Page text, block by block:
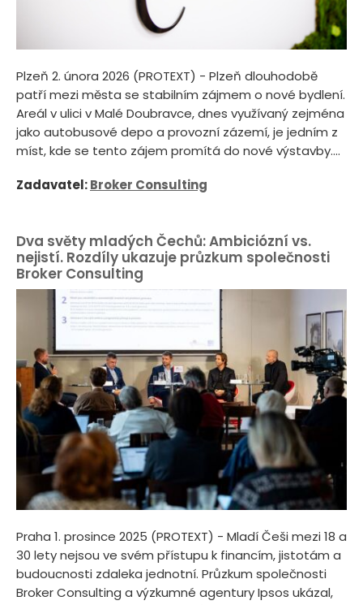
Plzeň 2. února 2026 (PROTEXT) - Plzeň dlouhodobě
patří mezi města se stabilním zájmem o nové bydlení.
Areál v ulici v Malé Doubravce, dnes využívaný zejména
jako autobusové depo a provozní zázemí, je jedním z
míst, kde se tento zájem promítá do nové výstavby....
Zadavatel:Broker Consulting
Dva světy mladých Čechů: Ambiciózní vs.
nejistí. Rozdíly ukazuje průzkum společnosti
Broker Consulting
Praha 1. prosince 2025 (PROTEXT) - Mladí Češi mezi 18 a
30 lety nejsou ve svém přístupu k financím, jistotám a
budoucnosti zdaleka jednotní. Průzkum společnosti
Broker Consulting a výzkumné agentury Ipsos ukázal,